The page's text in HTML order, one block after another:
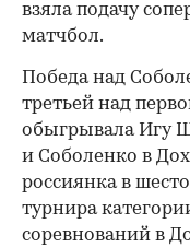
взяла подачу
матчбол.
Победа над
третьей над
обыгрывала Игу
и Соболенко в
россиянка в
турнира
соревнований в